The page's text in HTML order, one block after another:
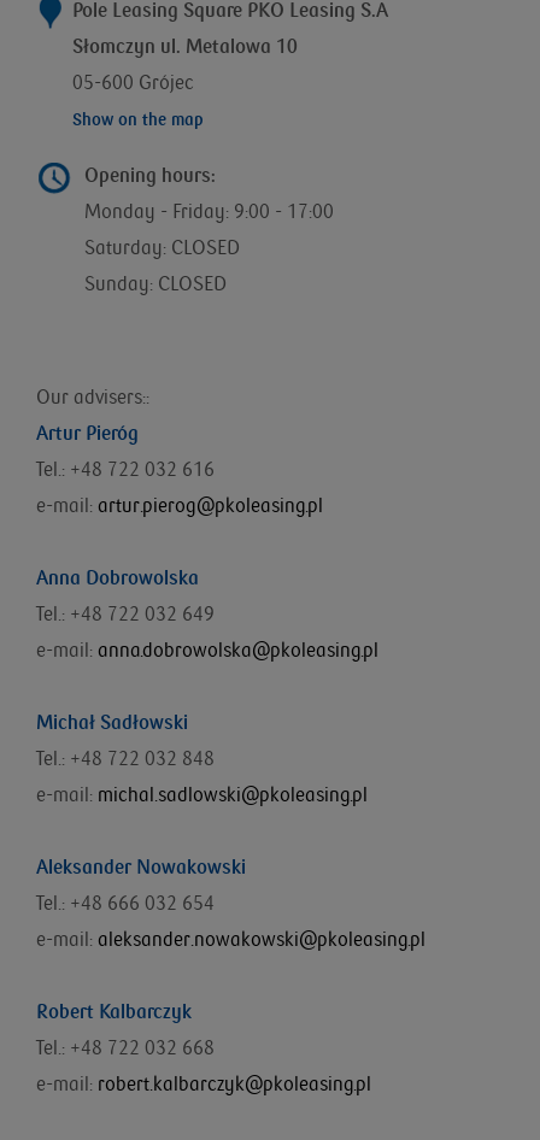
Pole Leasing Square PKO Leasing S.A
Słomczyn ul. Metalowa 10
05-600 Grójec
Show on the map
Opening hours:
Monday - Friday: 9:00 - 17:00
Saturday: CLOSED
Sunday: CLOSED
Our advisers::
Artur Pieróg
Tel.: +48 722 032 616
e-mail: artur.pierog@pkoleasing.pl
Anna Dobrowolska
Tel.: +48 722 032 649
e-mail: anna.dobrowolska@pkoleasing.pl
Michał Sadłowski
Tel.: +48 722 032 848
e-mail: michal.sadlowski@pkoleasing.pl
Aleksander Nowakowski
Tel.: +48 666 032 654
e-mail: aleksander.nowakowski@pkoleasing.pl
Robert Kalbarczyk
Tel.: +48 722 032 668
e-mail: robert.kalbarczyk@pkoleasing.pl